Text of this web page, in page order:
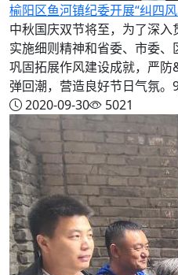
榆阳区鱼河镇纪委开展“纠四
中秋国庆双节将至，为了深
实施细则精神和省委、市委
巩固拓展作风建设成就，严
弹回潮，营造良好节日气氛。
2020-09-30
5021